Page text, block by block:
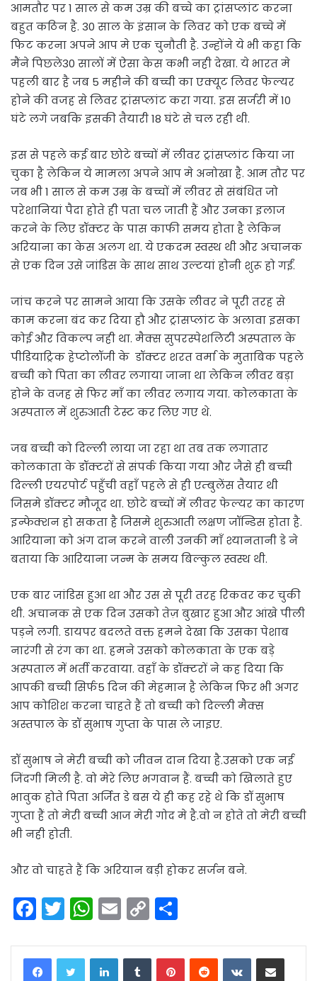
आमतौर पर 1 साल से कम उम्र की बच्चे का ट्रांसप्लांट करना
बहुत कठिन है. 30 साल के इंसान के लिवर को एक बच्चे में
फिट करना अपने आप मे एक चुनौती है. उन्होंने ये भी कहा कि
मैंने पिछले30 सालों में ऐसा केस कभी नही देखा. ये भारत मे
पहली बार है जब 5 महीने की बच्ची का एक्यूट लिवर फेल्यर
होने की वजह से लिवर ट्रांसप्लांट करा गया. इस सर्जरी में 10
घंटे लगे जबकि इसकी तैयारी 18 घंटे से चल रही थी.
इस से पहले कई बार छोटे बच्चों में लीवर ट्रांसप्लांट किया जा
चुका है लेकिन ये मामला अपने आप मे अनोखा है. आम तौर पर
जब भी 1 साल से कम उम्र के बच्चों में लीवर से संबंधित जो
परेशानियां पैदा होते ही पता चल जाती हैं और उनका इलाज
करने के लिए डॉक्टर के पास काफी समय होता है लेकिन
अरियाना का केस अलग था. ये एकदम स्वस्थ थी और अचानक
से एक दिन उसे जांडिस के साथ साथ उल्टयां होनी शुरू हो गईं.
जांच करने पर सामने आया कि उसके लीवर ने पूरी तरह से
काम करना बंद कर दिया हौ और ट्रांसप्लांट के अलावा इसका
कोई और विकल्प नही था. मैक्स सुपरस्पेशलिटी अस्पताल के
पीडियाट्रिक हेप्टोलॉजी के डॉक्टर शरत वर्मा के मुताबिक पहले
बच्ची को पिता का लीवर लगाया जाना था लेकिन लीवर बड़ा
होने के वजह से फिर माँ का लीवर लगाय गया. कोलकाता के
अस्पताल में शुरुआती टेस्ट कर लिए गए थे.
जब बच्ची को दिल्ली लाया जा रहा था तब तक लगातार
कोलकाता के डॉक्टरों से संपर्क किया गया और जैसे ही बच्ची
दिल्ली एयरपोर्ट पहुँची वहाँ पहले से ही एम्बुलेंस तैयार थी
जिसमे डॉक्टर मौजूद था. छोटे बच्चों में लीवर फेल्यर का कारण
इन्फेक्शन हो सकता है जिसमे शुरुआती लक्षण जॉन्डिस होता है.
आरियाना को अंग दान करने वाली उनकी माँ श्यानतानी डे ने
बताया कि आरियाना जन्म के समय बिल्कुल स्वस्थ थी.
एक बार जांडिस हुआ था और उस से पूरी तरह रिकवर कर चुकी
थी. अचानक से एक दिन उसको तेज़ बुखार हुआ और आंखे पीली
पड़ने लगी. डायपर बदलते वक्त हमने देखा कि उसका पेशाब
नारंगी से रंग का था. हमने उसको कोलकाता के एक बड़े
अस्पताल में भर्ती करवाया. वहाँ के डॉक्टरों ने कह दिया कि
आपकी बच्ची सिर्फ5 दिन की मेहमान है लेकिन फिर भी अगर
आप कोशिश करना चाहते हैं तो बच्ची को दिल्ली मैक्स
अस्तपाल के डॉ सुभाष गुप्ता के पास ले जाइए.
डॉ सुभाष ने मेरी बच्ची को जीवन दान दिया है.उसको एक नई
जिंदगी मिली है. वो मेरे लिए भगवान हैं. बच्ची को खिलाते हुए
भावुक होते पिता अर्जित डे बस ये ही कह रहे थे कि डॉ सुभाष
गुप्ता हैं तो मेरी बच्ची आज मेरी गोद मे है.वो न होते तो मेरी बच्ची
भी नही होती.
और वो चाहते हैं कि अरियान बड़ी होकर सर्जन बने.
F
c
T
itt
W
a
E
ai
C
p ar
LinkedInTumblrPinterestReddit VKontakteShare via Email